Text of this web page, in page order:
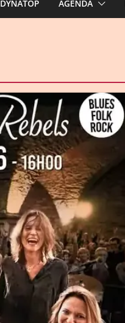
DYNATOP AGENDA